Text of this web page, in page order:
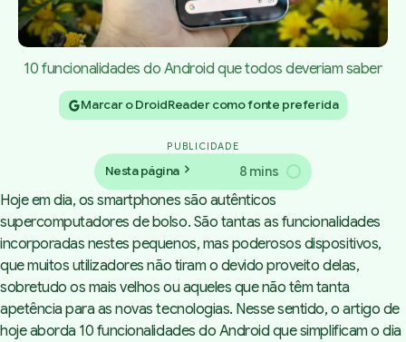
10 funcionalidades do Android que todos deveriam saber
Marcar o DroidReader como fonte preferida
PUBLICIDADE
Nesta página 8 mins
Hoje em dia, os smartphones são autênticos
supercomputadores de bolso. São tantas as funcionalidades
incorporadas nestes pequenos, mas poderosos dispositivos,
que muitos utilizadores não tiram o devido proveito delas,
sobretudo os mais velhos ou aqueles que não têm tanta
apetência para as novas tecnologias. Nesse sentido, o artigo de
hoje aborda 10 funcionalidades do Android que simplificam o dia